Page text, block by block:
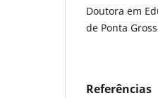
Doutora em
de Ponta
Referências